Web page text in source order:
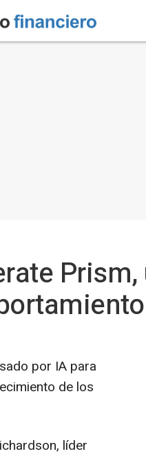
por IA para
de los
líder